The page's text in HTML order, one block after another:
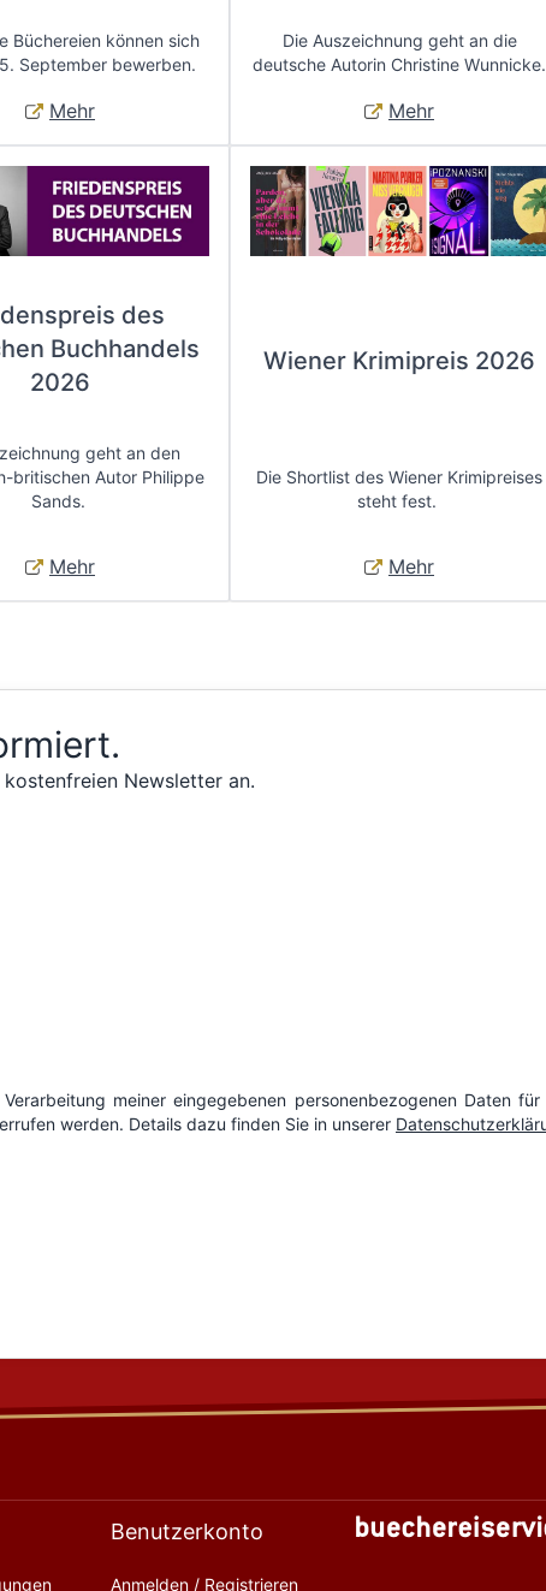
Büchereien können sich
September bewerben.
Mehr
Die Auszeichnung geht an die
deutsche Autorin Christine Wunnicke.
Mehr
des
Buchhandels
2026
geht an den
britischen Autor Philippe
Sands.
Mehr
Wiener Krimipreis 2026
Die Shortlist des Wiener Krimipreises
steht fest.
Mehr
Newsletter an.
Benutzerkonto
Anmelden / Registrieren